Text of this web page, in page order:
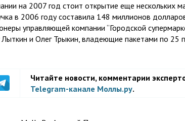
на 2007 год стоит открытие еще нескольких
в 2006 году составила 148 миллионов
управляющей компании “Городской
Лыткин и Олег Трыкин, владеющие пакетами по 25
Читайте новости, комментарии
Telegram-канале Моллы.ру.